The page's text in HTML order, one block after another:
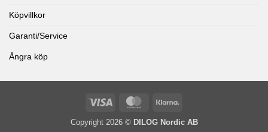
Köpvillkor
Garanti/Service
Ångra köp
Visa MasterCard
Copyright 2026 © DILOG Nordic AB